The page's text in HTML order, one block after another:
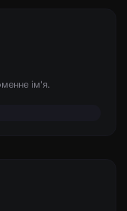
ім'я.